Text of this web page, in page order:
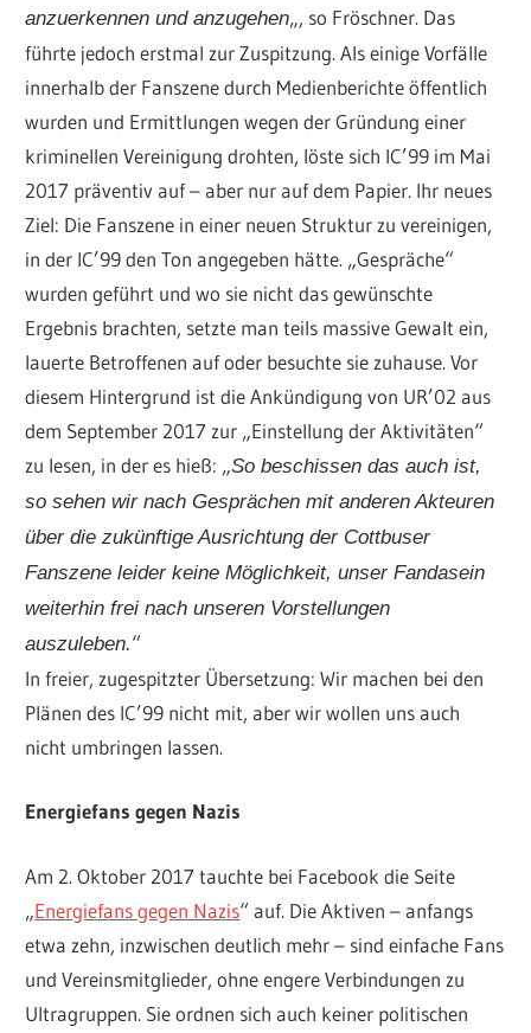
anzuerkennen und anzugehen„, so Fröschner. Das
führte jedoch erstmal zur Zuspitzung. Als einige Vorfälle
innerhalb der Fanszene durch Medienberichte öffentlich
wurden und Ermittlungen wegen der Gründung einer
kriminellen Vereinigung drohten, löste sich IC’99 im Mai
2017 präventiv auf – aber nur auf dem Papier. Ihr neues
Ziel: Die Fanszene in einer neuen Struktur zu vereinigen,
in der IC’99 den Ton angegeben hätte. „Gespräche“
wurden geführt und wo sie nicht das gewünschte
Ergebnis brachten, setzte man teils massive Gewalt ein,
lauerte Betroffenen auf oder besuchte sie zuhause. Vor
diesem Hintergrund ist die Ankündigung von UR’02 aus
dem September 2017 zur „Einstellung der Aktivitäten“
zu lesen, in der es hieß: „So beschissen das auch ist,
so sehen wir nach Gesprächen mit anderen Akteuren
über die zukünftige Ausrichtung der Cottbuser
Fanszene leider keine Möglichkeit, unser Fandasein
weiterhin frei nach unseren Vorstellungen
auszuleben.“
In freier, zugespitzter Übersetzung: Wir machen bei den
Plänen des IC’99 nicht mit, aber wir wollen uns auch
nicht umbringen lassen.
Energiefans gegen Nazis
Am 2. Oktober 2017 tauchte bei Facebook die Seite
„Energiefans gegen Nazis“ auf. Die Aktiven – anfangs
etwa zehn, inzwischen deutlich mehr – sind einfache Fans
und Vereinsmitglieder, ohne engere Verbindungen zu
Ultragruppen. Sie ordnen sich auch keiner politischen